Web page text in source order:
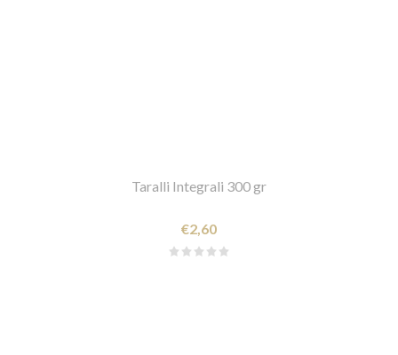
Taralli Integrali 300 gr
€2,60